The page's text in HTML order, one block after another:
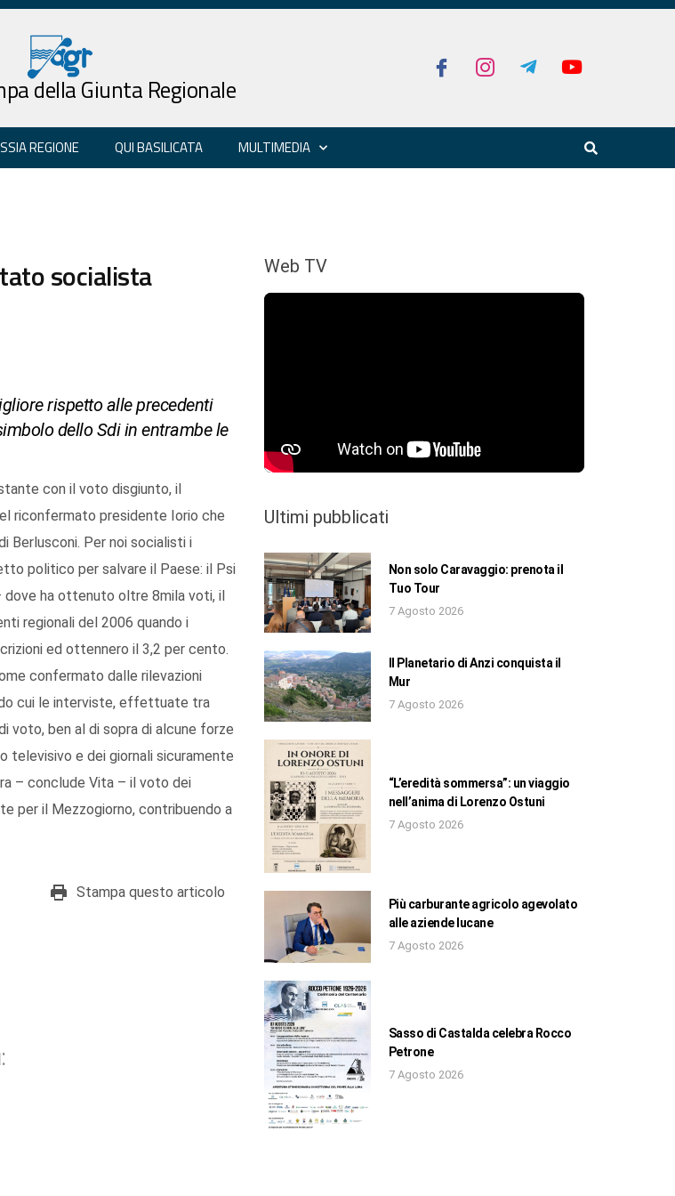
della Giunta Regionale
REGIONE QUI BASILICATA MULTIMEDIA
socialista
rispetto alle precedenti
dello Sdi in entrambe le
con il voto disgiunto, il
riconfermato presidente Iorio che
Berlusconi. Per noi socialisti i
politico per salvare il Paese: il Psi
dove ha ottenuto oltre 8mila voti, il
regionali del 2006 quando i
ed ottennero il 3,2 per cento.
confermato dalle rilevazioni
cui le interviste, effettuate tra
voto, ben al di sopra di alcune forze
televisivo e dei giornali sicuramente
– conclude Vita – il voto dei
per il Mezzogiorno, contribuendo a
Stampa questo articolo
Web TV
Ultimi pubblicati
Non solo Caravaggio: prenota il
Tuo Tour
7 Agosto 2026
Il Planetario di Anzi conquista il
Mur
7 Agosto 2026
“L’eredità sommersa”: un viaggio
nell’anima di Lorenzo Ostuni
7 Agosto 2026
Più carburante agricolo agevolato
alle aziende lucane
7 Agosto 2026
Sasso di Castalda celebra Rocco
Petrone
7 Agosto 2026